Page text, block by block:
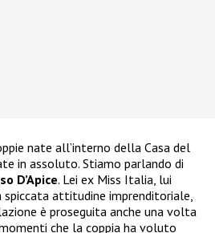
nate all’interno della Casa del
in assoluto. Stiamo parlando di
D’Apice. Lei ex Miss Italia, lui
spiccata attitudine imprenditoriale,
è proseguita anche una volta
che la coppia ha voluto